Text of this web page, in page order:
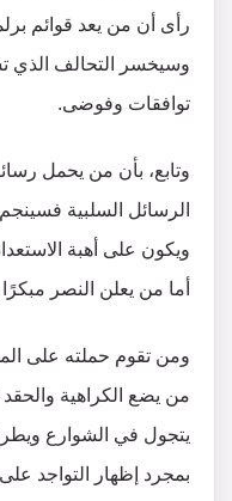
رأى أن من يعد قوائم
وسيخسر التحالف الذي
توافقات وفوضى.
وتابع، بأن من يحمل
الرسائل السلبية
ويكون على أهبة
أما من يعلن النصر
ومن تقوم حملته على
من يضع الكراهية
يتجول في الشوارع
بمجرد إظهار التواجد